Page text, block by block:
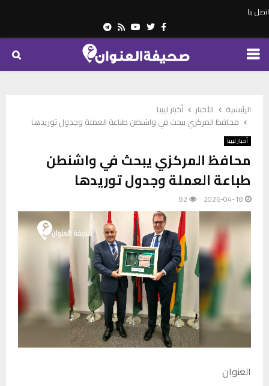
اتصل بنا
Facebook
Twitter
Youtube
Rss
Telegram
PRIMARY
الرئيسية الأخبار
أخبار ليبيا
محافظ المركزي يبحث في واشنطن طباعة العملة وجدول توريدها
أخبار ليبيا
محافظ المركزي يبحث في واشنطن
طباعة العملة وجدول توريدها
2026-04-18
82
العنوان